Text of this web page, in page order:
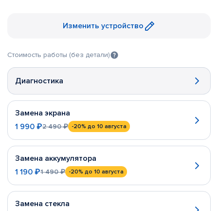
Изменить устройство
Стоимость работы (без детали)
Диагностика
Замена экрана
1 990 ₽2 490 ₽ -20% до 10 августа
Замена аккумулятора
1 190 ₽1 490 ₽ -20% до 10 августа
Замена стекла